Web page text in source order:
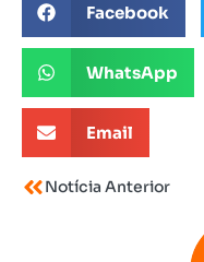
Facebook
WhatsApp
Email
Notícia Anterior